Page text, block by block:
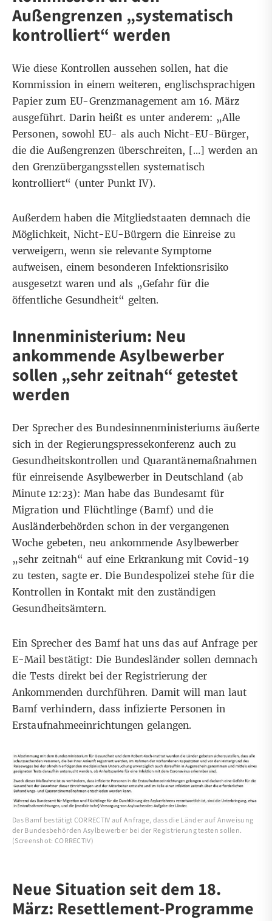
Außengrenzen „systematisch
kontrolliert“ werden
Wie diese Kontrollen aussehen sollen, hat die
Kommission in einem weiteren, englischsprachigen
Papier zum EU-Grenzmanagement am 16. März
ausgeführt. Darin heißt es unter anderem: „Alle
Personen, sowohl EU- als auch Nicht-EU-Bürger,
die die Außengrenzen überschreiten, […] werden an
den Grenzübergangsstellen systematisch
kontrolliert“ (unter Punkt IV).
Außerdem haben die Mitgliedstaaten demnach die
Möglichkeit, Nicht-EU-Bürgern die Einreise zu
verweigern, wenn sie relevante Symptome
aufweisen, einem besonderen Infektionsrisiko
ausgesetzt waren und als „Gefahr für die
öffentliche Gesundheit“ gelten.
Innenministerium: Neu
ankommende Asylbewerber
sollen „sehr zeitnah“ getestet
werden
Der Sprecher des Bundesinnenministeriums äußerte
sich in der Regierungspressekonferenz auch zu
Gesundheitskontrollen und Quarantänemaßnahmen
für einreisende Asylbewerber in Deutschland (ab
Minute 12:23): Man habe das Bundesamt für
Migration und Flüchtlinge (Bamf) und die
Ausländerbehörden schon in der vergangenen
Woche gebeten, neu ankommende Asylbewerber
„sehr zeitnah“ auf eine Erkrankung mit Covid-19
zu testen, sagte er. Die Bundespolizei stehe für die
Kontrollen in Kontakt mit den zuständigen
Gesundheitsämtern.
Ein Sprecher des Bamf hat uns das auf Anfrage per
E-Mail bestätigt: Die Bundesländer sollen demnach
die Tests direkt bei der Registrierung der
Ankommenden durchführen. Damit will man laut
Bamf verhindern, dass infizierte Personen in
Erstaufnahmeeinrichtungen gelangen.
Das Bamf bestätigt CORRECTIV auf Anfrage, dass die Länder auf Anweisung
der Bundesbehörden Asylbewerber bei der Registrierung testen sollen.
(Screenshot: CORRECTIV)
Neue Situation seit dem 18.
März: Resettlement-Programme